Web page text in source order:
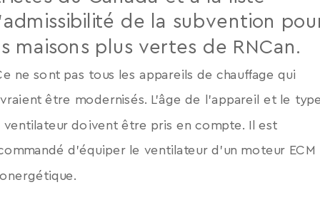
de la subvention
maisons plus vertes de RNCan.
ne sont pas tous les appareils de chauffage qui
être modernisés. L’âge de l’appareil et le
ventilateur doivent être pris en compte. Il est
d’équiper le ventilateur d’un moteur ECM